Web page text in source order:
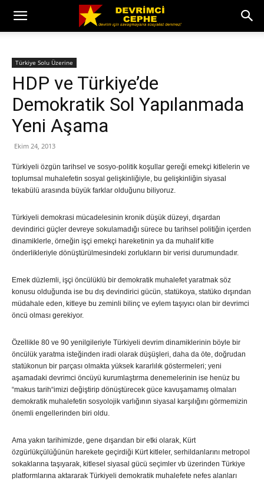
Türkiye Solu Üzerine
HDP ve Türkiye’de
Demokratik Sol Yapılanmada
Yeni Aşama
Ekim 24, 2013
Türkiyeli özgün tarihsel ve sosyo-politik koşullar gereği emekçi kitlelerin ve
toplumsal muhalefetin sosyal gelişkinliğiyle, bu gelişkinliğin siyasal
tekabülü arasında büyük farklar olduğunu biliyoruz.
Türkiyeli demokrasi mücadelesinin kronik düşük düzeyi, dışardan
devindirici güçler devreye sokulamadığı sürece bu tarihsel politiğin içerden
dinamiklerle, örneğin işçi emekçi hareketinin ya da muhalif kitle
önderlikleriyle dönüştürülmesindeki zorlukların bir verisi durumundadır.
Emek düzlemli, işçi öncülüklü bir demokratik muhalefet yaratmak söz
konusu olduğunda ise bu dış devindirici gücün, statükoya, statüko dışından
müdahale eden, kitleye bu zeminli bilinç ve eylem taşıyıcı olan bir devrimci
öncü olması gerekiyor.
Özellikle 80 ve 90 yenilgileriyle Türkiyeli devrim dinamiklerinin böyle bir
öncülük yaratma isteğinden iradi olarak düşüşleri, daha da öte, doğrudan
statükonun bir parçası olmakta yüksek kararlılık göstermeleri; yeni
aşamadaki devrimci öncüyü kurumlaştırma denemelerinin ise henüz bu
“makus tarih“imizi değiştirip dönüştürecek güce kavuşamamış olmaları
demokratik muhalefetin sosyolojik varlığının siyasal karşılığını görmemizin
önemli engellerinden biri oldu.
Ama yakın tarihimizde, gene dışarıdan bir etki olarak, Kürt
özgürlükçülüğünün harekete geçirdiği Kürt kitleler, serhildanlarını metropol
sokaklarına taşıyarak, kitlesel siyasal gücü seçimler vb üzerinden Türkiye
platformlarına aktararak Türkiyeli demokratik muhalefete nefes alanları